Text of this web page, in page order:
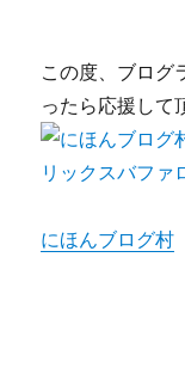
この度、ブログ
ったら応援して
にほんブログ村